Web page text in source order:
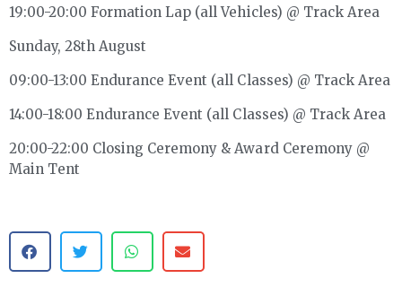
19:00-20:00 Formation Lap (all Vehicles) @ Track Area
Sunday, 28th August
09:00-13:00 Endurance Event (all Classes) @ Track Area
14:00-18:00 Endurance Event (all Classes) @ Track Area
20:00-22:00 Closing Ceremony & Award Ceremony @
Main Tent